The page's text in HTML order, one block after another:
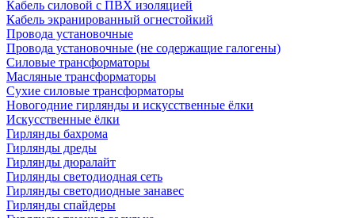
Кабель силовой с ПВХ изоляцией
Кабель экранированный огнестойкий
Провода установочные
Провода установочные (не содержащие галогены)
Силовые трансформаторы
Масляные трансформаторы
Сухие силовые трансформаторы
Новогодние гирлянды и искусственные ёлки
Искусственные ёлки
Гирлянды бахрома
Гирлянды дреды
Гирлянды дюралайт
Гирлянды светодиодная сеть
Гирлянды светодиодные занавес
Гирлянды спайдеры